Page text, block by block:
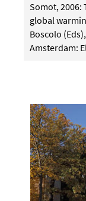
Somot, 2006:
global
Boscolo
Amsterdam: